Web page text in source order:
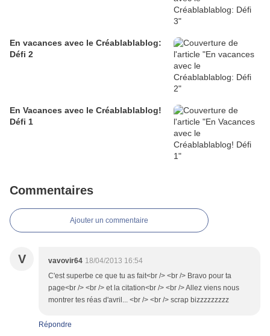
En vacances avec le Créablablablog:
Défi 2
En Vacances avec le Créablablablog!
Défi 1
Commentaires
Ajouter un commentaire
V vavovir64 18/04/2013 16:54
C'est superbe ce que tu as fait<br /> <br /> Bravo pour ta
page<br /> <br /> et la citation<br /> <br /> Allez viens nous
montrer tes réas d'avril... <br /> <br /> scrap bizzzzzzzzz
Répondre